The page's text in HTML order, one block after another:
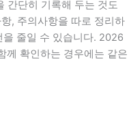
간단히 기록해 두는 것도
, 주의사항을 따로 정리하
줄일 수 있습니다. 2026
께 확인하는 경우에는 같은